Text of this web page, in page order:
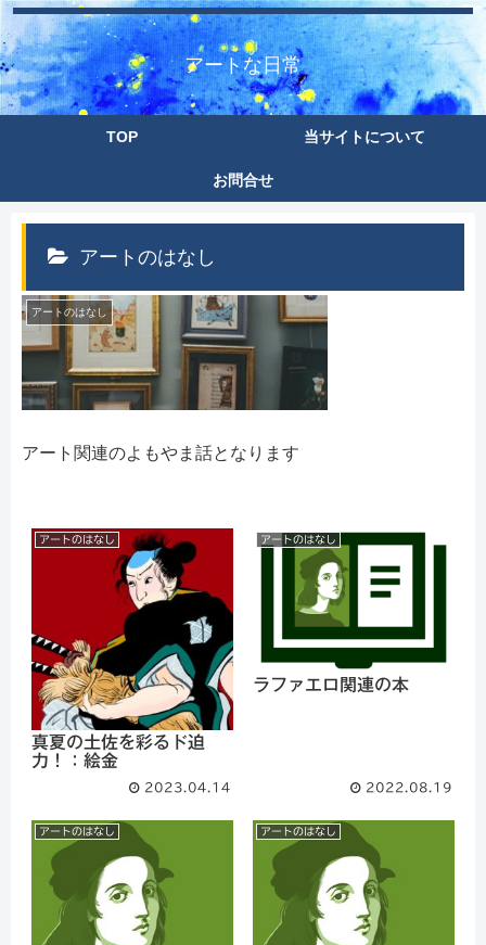
アートな日常
TOP 当サイトについて
お問合せ
アートのはなし
アートのはなし
アート関連のよもやま話となります
アートのはなし
真夏の土佐を彩るド迫
力！：絵金
2023.04.14
アートのはなし
ラファエロ関連の本
2022.08.19
アートのはなし アートのはなし